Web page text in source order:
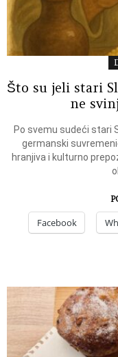
Što su jeli stari
ne
Po svemu sudeći stari
germanski
hranjiva i kulturno
Facebook